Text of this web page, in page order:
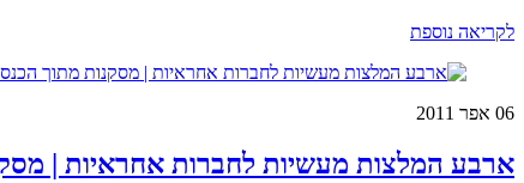
לקריאה נוספת
06 אפר 2011
ארבע המלצות מעשיות לחברות אחראיות |